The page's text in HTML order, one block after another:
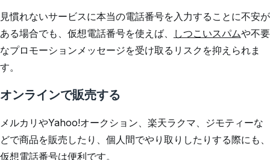
見慣れないサービスに本当の電話番号を入力することに不安が
ある場合でも、仮想電話番号を使えば、
しつこいスパムや不要
なプロモーションメッセージを受け取るリスクを抑えられま
す。
オンラインで販売する
メルカリやYahoo!オークション、楽天ラクマ、ジモティーな
どで商品を販売したり、個人間でやり取りしたりする際にも、
仮想電話番号は便利です。